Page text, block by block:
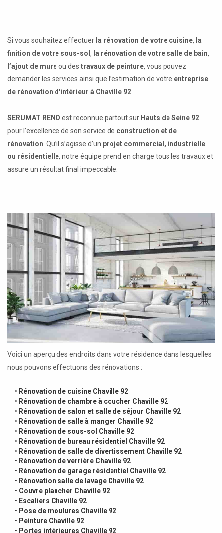
Si vous souhaitez effectuer la rénovation de votre cuisine, la
finition de votre sous-sol , la rénovation de votre salle de bain,
l’ajout de murs ou des travaux de peinture, vous pouvez
demander les services ainsi que l’estimation de votre entreprise
de rénovation d'intérieur à Chaville 92
SERUMAT RENO est reconnue partout sur Hauts de Seine 92
pour l’excellence de son service de construction et de
rénovation . Qu’il s’agisse d’un projet commercial, industrielle
ou résidentielle, notre équipe prend en charge tous les travaux et
assure un résultat final impeccable.
Voici un aperçu des endroits dans votre résidence dans lesquelles
nous pouvons effectuons des rénovations :
• Rénovation de cuisine Chaville 92
• Rénovation de chambre à coucher Chaville 92
• Rénovation de salon et salle de séjour Chaville 92
• Rénovation de salle à manger Chaville 92
• Rénovation de sous-sol Chaville 92
• Rénovation de bureau résidentiel Chaville 92
• Rénovation de salle de divertissement Chaville 92
• Rénovation de verrière Chaville 92
• Rénovation de garage résidentiel Chaville 92
• Rénovation salle de lavage Chaville 92
• Couvre plancher Chaville 92
• Escaliers Chaville 92
• Pose de moulures Chaville 92
• Peinture Chaville 92
• Portes intérieures Chaville 92